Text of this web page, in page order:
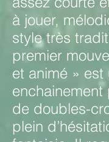
à jouer,
style très
premier
et animé » est
enchainement
de doubles-
plein